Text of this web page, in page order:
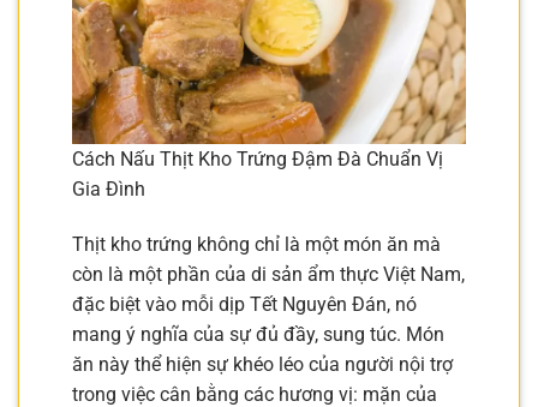
Cách Nấu Thịt Kho Trứng Đậm Đà Chuẩn Vị
Gia Đình
Thịt kho trứng không chỉ là một món ăn mà
còn là một phần của di sản ẩm thực Việt Nam,
đặc biệt vào mỗi dịp Tết Nguyên Đán, nó
mang ý nghĩa của sự đủ đầy, sung túc. Món
ăn này thể hiện sự khéo léo của người nội trợ
trong việc cân bằng các hương vị: mặn của